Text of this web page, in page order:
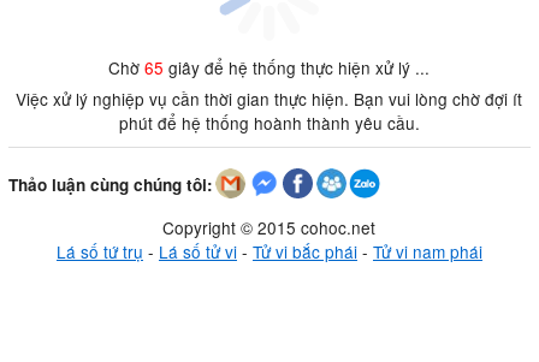
Chờ65 giây để hệ thống thực hiện xử lý ...
Việc xử lý nghiệp vụ cần thời gian thực hiện. Bạn vui lòng chờ đợi ít
phút để hệ thống hoành thành yêu cầu.
Thảo luận cùng chúng tôi:
Copyright © 2015 cohoc.net
Lá số tứ trụ - Lá số tử vi- Tử vi bắc phái- Tử vi nam phái